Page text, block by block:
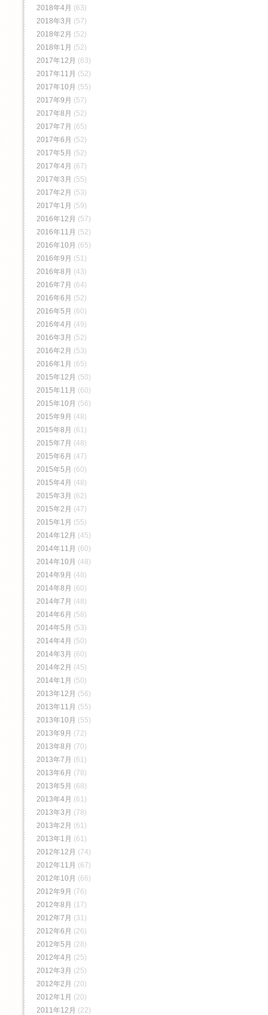
2018年4月 (63)
2018年3月 (57)
2018年2月 (52)
2018年1月 (52)
2017年12月 (63)
2017年11月 (52)
2017年10月 (55)
2017年9月 (57)
2017年8月 (52)
2017年7月 (65)
2017年6月 (52)
2017年5月 (52)
2017年4月 (67)
2017年3月 (55)
2017年2月 (53)
2017年1月 (59)
2016年12月 (57)
2016年11月 (52)
2016年10月 (65)
2016年9月 (51)
2016年8月 (43)
2016年7月 (64)
2016年6月 (52)
2016年5月 (60)
2016年4月 (49)
2016年3月 (52)
2016年2月 (53)
2016年1月 (65)
2015年12月 (50)
2015年11月 (60)
2015年10月 (56)
2015年9月 (48)
2015年8月 (61)
2015年7月 (48)
2015年6月 (47)
2015年5月 (60)
2015年4月 (48)
2015年3月 (62)
2015年2月 (47)
2015年1月 (55)
2014年12月 (45)
2014年11月 (60)
2014年10月 (48)
2014年9月 (48)
2014年8月 (60)
2014年7月 (48)
2014年6月 (58)
2014年5月 (53)
2014年4月 (50)
2014年3月 (60)
2014年2月 (45)
2014年1月 (50)
2013年12月 (56)
2013年11月 (55)
2013年10月 (55)
2013年9月 (72)
2013年8月 (70)
2013年7月 (61)
2013年6月 (78)
2013年5月 (68)
2013年4月 (61)
2013年3月 (78)
2013年2月 (61)
2013年1月 (61)
2012年12月 (74)
2012年11月 (67)
2012年10月 (66)
2012年9月 (76)
2012年8月 (17)
2012年7月 (31)
2012年6月 (26)
2012年5月 (28)
2012年4月 (25)
2012年3月 (25)
2012年2月 (20)
2012年1月 (20)
2011年12月 (22)